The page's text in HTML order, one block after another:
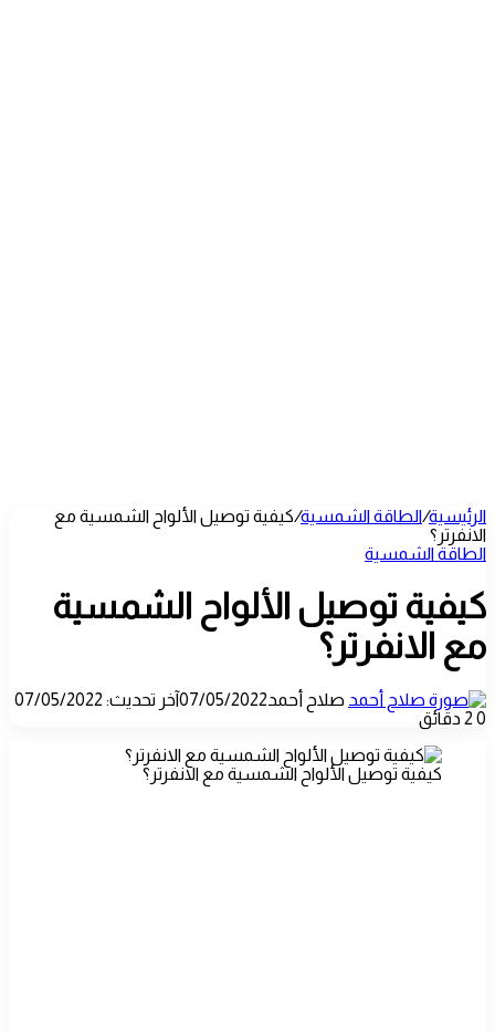
الرئيسية/الطاقة الشمسية/كيفية توصيل الألواح الشمسية مع
الانفرتر؟
الطاقة الشمسية
كيفية توصيل الألواح الشمسية
مع الانفرتر؟
صلاح أحمد07/05/2022آخر تحديث: 07/05/2022
0
كيفية توصيل الألواح الشمسية مع الانفرتر؟